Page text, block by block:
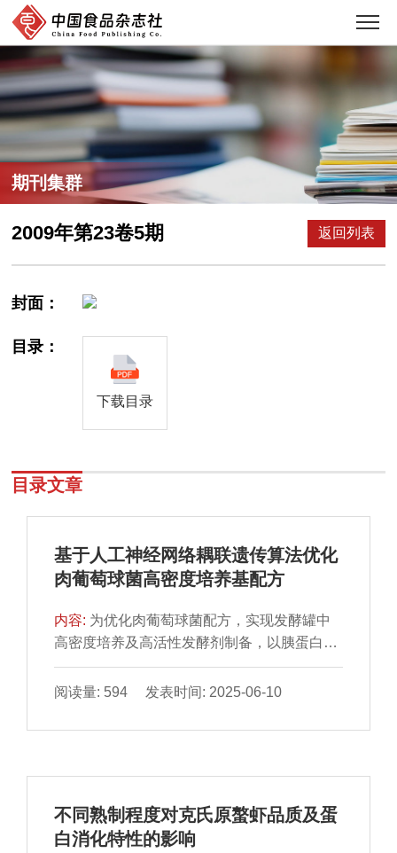
期刊集群
2009年第23卷5期 返回列表
封面：
目录：
下载目录
目录文章
基于人工神经网络耦联遗传算法优化
肉葡萄球菌高密度培养基配方
内容: 为优化肉葡萄球菌配方，实现发酵罐中
高密度培养及高活性发酵剂制备，以胰蛋白胨
大豆肉汤培养基为基础培养基，采用单因素试
验与Box-Behnken响应面试验优化培养基配
neural network-genetic algorithm，ANN-
菌活菌数的最重要因素。与响应面优化模型相
方对肉葡萄球菌活菌数的影响，误差小且优化
效果更好，最佳培养基配方为葡萄糖3.21
阅读量: 594 发表时间: 2025-06-10
不同熟制程度对克氏原螯虾品质及蛋
白消化特性的影响